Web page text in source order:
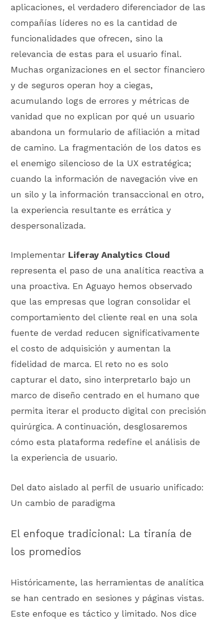
aplicaciones, el verdadero diferenciador de las
compañías líderes no es la cantidad de
funcionalidades que ofrecen, sino la
relevancia de estas para el usuario final.
Muchas organizaciones en el sector financiero
y de seguros operan hoy a ciegas,
acumulando logs de errores y métricas de
vanidad que no explican por qué un usuario
abandona un formulario de afiliación a mitad
de camino. La fragmentación de los datos es
el enemigo silencioso de la UX estratégica;
cuando la información de navegación vive en
un silo y la información transaccional en otro,
la experiencia resultante es errática y
despersonalizada.
Implementar Liferay Analytics Cloud
representa el paso de una analítica reactiva a
una proactiva. En Aguayo hemos observado
que las empresas que logran consolidar el
comportamiento del cliente real en una sola
fuente de verdad reducen significativamente
el costo de adquisición y aumentan la
fidelidad de marca. El reto no es solo
capturar el dato, sino interpretarlo bajo un
marco de diseño centrado en el humano que
permita iterar el producto digital con precisión
quirúrgica. A continuación, desglosaremos
cómo esta plataforma redefine el análisis de
la experiencia de usuario.
Del dato aislado al perfil de usuario unificado:
Un cambio de paradigma
El enfoque tradicional: La tiranía de
los promedios
Históricamente, las herramientas de analítica
se han centrado en sesiones y páginas vistas.
Este enfoque es táctico y limitado. Nos dice